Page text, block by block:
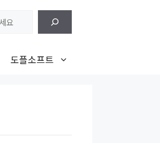
도플소프트